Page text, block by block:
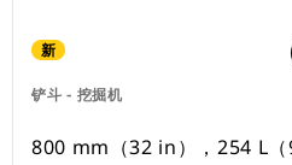
新
铲斗 - 挖掘机
800 mm（32 in），254 L